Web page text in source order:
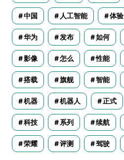
中国 人工智能 体验
华为 发布 如何
影像 怎么 性能
搭载 旗舰 智能
机器 机器人 正式
科技 系列 续航
荣耀 评测 驾驶